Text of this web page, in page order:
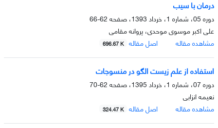
درمان با سیب
دوره 05، شماره 1، خرداد 1393، صفحه
62-66
علی اکبر موسوی موحدی، پروانه مقامی
مشاهده مقاله
اصل مقاله 696.67 K
استفاده از علم زیست الگو در منسوجات
دوره 07، شماره 1، خرداد 1395، صفحه
62-70
نعیمه انزابی
مشاهده مقاله
اصل مقاله 324.47 K